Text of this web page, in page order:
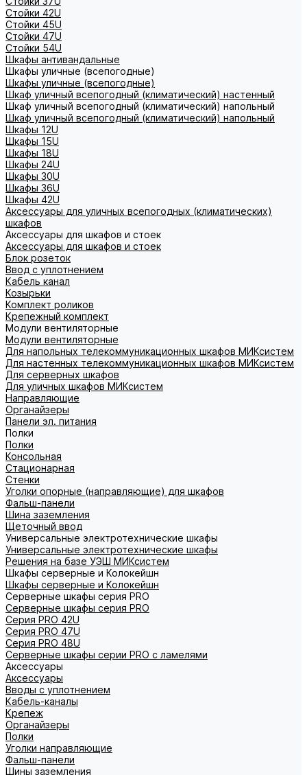
Стойки 42U
Стойки 45U
Стойки 47U
Стойки 54U
Шкафы антивандальные
Шкафы уличные (всепогодные)
Шкафы уличные (всепогодные)
Шкаф уличный всепогодный (климатический) настенный
Шкаф уличный всепогодный (климатический) напольный
Шкаф уличный всепогодный (климатический) напольный
Шкафы 12U
Шкафы 15U
Шкафы 18U
Шкафы 24U
Шкафы 30U
Шкафы 36U
Шкафы 42U
Аксессуары для уличных всепогодных (климатических)
шкафов
Аксессуары для шкафов и стоек
Аксессуары для шкафов и стоек
Блок розеток
Ввод с уплотнением
Кабель канал
Козырьки
Комплект роликов
Крепежный комплект
Модули вентиляторные
Модули вентиляторные
Для напольных телекоммуникационных шкафов МИКсистем
Для настенных телекоммуникационных шкафов МИКсистем
Для серверных шкафов
Для уличных шкафов МИКсистем
Направляющие
Органайзеры
Панели эл. питания
Полки
Полки
Консольная
Стационарная
Стенки
Уголки опорные (направляющие) для шкафов
Фальш-панели
Шина заземления
Щеточный ввод
Универсальные электротехнические шкафы
Универсальные электротехнические шкафы
Решения на базе УЭШ МИКсистем
Шкафы серверные и Колокейшн
Шкафы серверные и Колокейшн
Серверные шкафы серия PRO
Серверные шкафы серия PRO
Серия PRO 42U
Серия PRO 47U
Серия PRO 48U
Серверные шкафы серии PRO с ламелями
Аксессуары
Аксессуары
Вводы с уплотнением
Кабель-каналы
Крепеж
Органайзеры
Полки
Уголки направляющие
Фальш-панели
Шины заземления